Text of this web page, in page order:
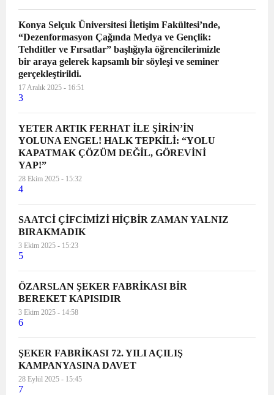
Konya Selçuk Üniversitesi İletişim Fakültesi’nde,
“Dezenformasyon Çağında Medya ve Gençlik:
Tehditler ve Fırsatlar” başlığıyla öğrencilerimizle
bir araya gelerek kapsamlı bir söyleşi ve seminer
gerçekleştirildi.
17 Aralık 2025 - 16:51
3
YETER ARTIK FERHAT İLE ŞİRİN’İN
YOLUNA ENGEL! HALK TEPKİLİ: “YOLU
KAPATMAK ÇÖZÜM DEĞİL, GÖREVİNİ
YAP!”
28 Ekim 2025 - 15:32
4
SAATCİ ÇİFCİMİZİ HİÇBİR ZAMAN YALNIZ
BIRAKMADIK
3 Ekim 2025 - 15:23
5
ÖZARSLAN ŞEKER FABRİKASI BİR
BEREKET KAPISIDIR
3 Ekim 2025 - 14:58
6
ŞEKER FABRİKASI 72. YILI AÇILIŞ
KAMPANYASINA DAVET
28 Eylül 2025 - 15:45
7